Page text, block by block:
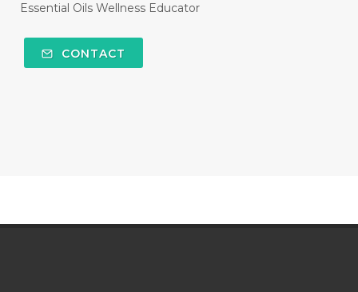
#COLON
#COLOR
#COMFORTONE
#COMPARISON
#CRAVING
#CREAM
#CUCI
Essential Oils Wellness Educator
CONTACT